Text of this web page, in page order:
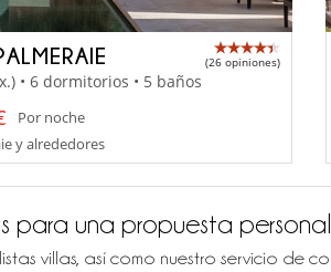
(26 opiniones)
• 6 dormitorios • 5 baños
Por noche
y alrededores
para una propuesta
villas, así como nuestro servicio de